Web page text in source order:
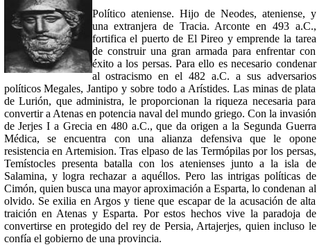
Político ateniense. Hijo de Neodes, ateniense, y
una extranjera de Tracia. Arconte en 493 a.C.,
fortifica el puerto de El Pireo y emprende la tarea
de construir una gran armada para enfrentar con
éxito a los persas. Para ello es necesario condenar
al ostracismo en el 482 a.C. a sus adversarios
políticos Megales, Jantipo y sobre todo a Arístides. Las minas de plata
de Lurión, que administra, le proporcionan la riqueza necesaria para
convertir a Atenas en potencia naval del mundo griego. Con la invasión
de Jerjes I a Grecia en 480 a.C., que da origen a la Segunda Guerra
Médica, se encuentra con una alianza defensiva que le opone
resistencia en Artemision. Tras elpaso de las Termópilas por los persas,
Temístocles presenta batalla con los atenienses junto a la isla de
Salamina, y logra rechazar a aquéllos. Pero las intrigas políticas de
Cimón, quien busca una mayor aproximación a Esparta, lo condenan al
olvido. Se exilia en Argos y tiene que escapar de la acusación de alta
traición en Atenas y Esparta. Por estos hechos vive la paradoja de
convertirse en protegido del rey de Persia, Artajerjes, quien incluso le
confía el gobierno de una provincia.